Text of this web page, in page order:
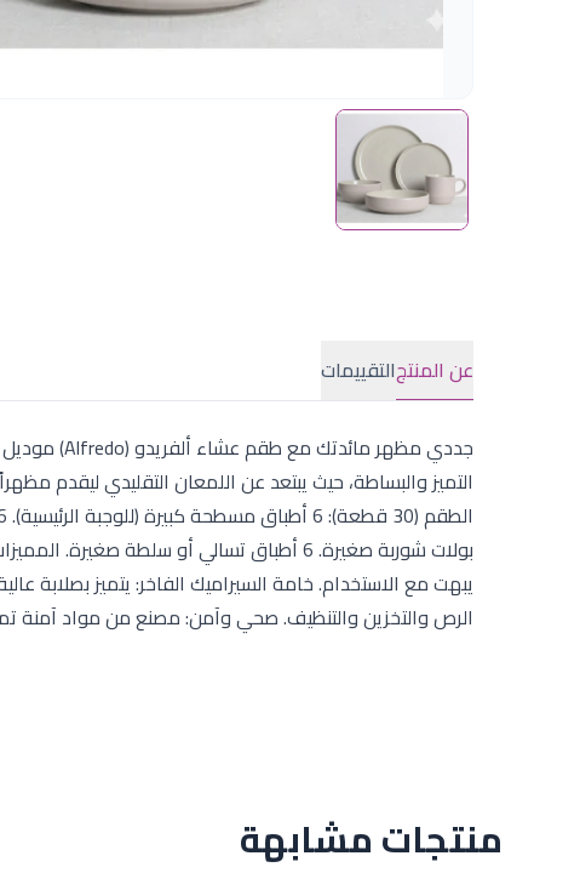
عن المنتجالتقييمات
التميز والبساطة، حيث يبتعد عن اللمعان التقليدي ليقدم
بولات شوربة صغيرة. 6 أطباق تسالي أو
يبهت مع الاستخدام. خامة السيراميك الفاخر: يتميز بصلابة
الرص والتخزين والتنظيف. صحي وآمن: مصنع من مواد آمنة
منتجات مشابهة